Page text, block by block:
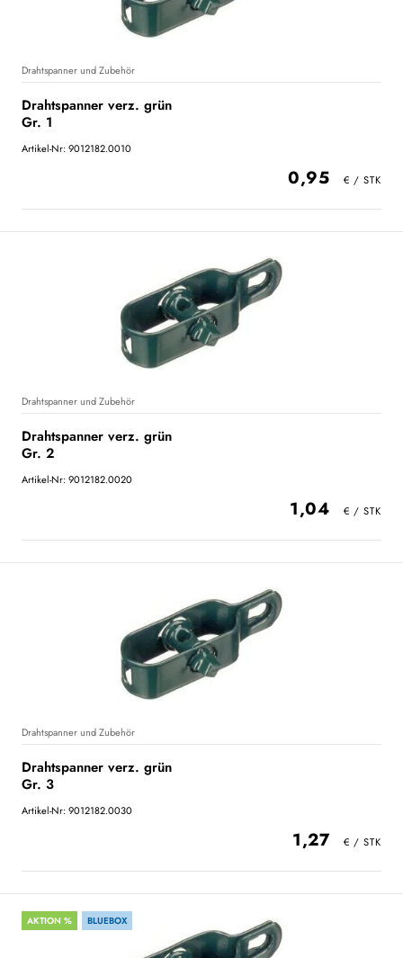
Drahtspanner und Zubehör
Drahtspanner verz. grün
Gr. 1
Artikel-Nr: 9012182.0010
0,95
Drahtspanner und Zubehör
Drahtspanner verz. grün
Gr. 2
Artikel-Nr: 9012182.0020
1,04
Drahtspanner und Zubehör
Drahtspanner verz. grün
Gr. 3
Artikel-Nr: 9012182.0030
1,27
AKTION % BLUEBOX